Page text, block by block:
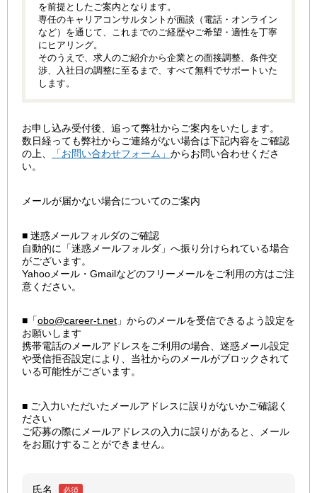
を前提としたご案内となります。
専任のキャリアコンサルタントが面談（電話・オンライン
など）を通じて、これまでのご経歴やご希望・適性を丁寧
にヒアリング。
そのうえで、求人のご紹介から企業との面接調整、条件交
渉、入社日の調整に至るまで、すべて無料でサポートいた
します。
お申し込み受付後、追って弊社からご案内をいたします。
数日経っても弊社からご連絡がない場合は下記内容をご確認
の上、
「お問い合わせフォーム」 からお問い合わせくださ
い。
メールが届かない場合についてのご案内
■ 迷惑メールフォルダのご確認
自動的に「迷惑メールフォルダ」へ振り分けられている場合
がございます。
Yahooメール・Gmailなどのフリーメールをご利用の方はご注
意ください。
■「obo@career-t.net 」からのメールを受信できるよう設定を
お願いします
携帯電話のメールアドレスをご利用の場合、迷惑メール設定
や受信拒否設定により、当社からのメールがブロックされて
いる可能性がございます。
■ ご入力いただいたメールアドレスに誤りがないかご確認く
ださい
ご応募の際にメールアドレスの入力に誤りがあると、メール
をお届けすることができません。
氏名 必須